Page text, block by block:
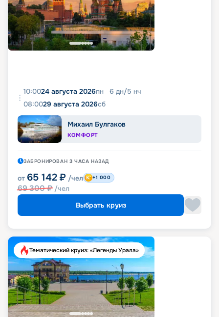
10:0024 августа 2026пн 6 дн/5 нч
08:0029 августа 2026сб
Михаил Булгаков
КОМФОРТ
ЗАБРОНИРОВАН 3 ЧАСА НАЗАД
от 65 142 ₽ /чел
69 300₽ /чел
+1 000
Выбрать круиз
Тематический круиз: «Легенды Урала»